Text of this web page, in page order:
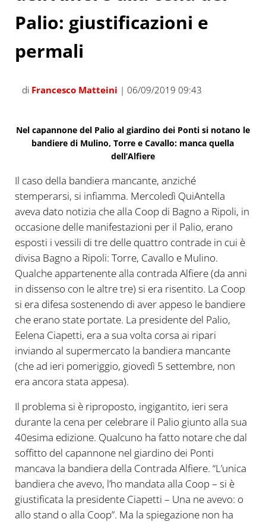
Palio: giustificazioni e
permali
di Francesco Matteini | 06/09/2019 09:43
Nel capannone del Palio al giardino dei Ponti si notano le
bandiere di Mulino, Torre e Cavallo: manca quella
dell’Alfiere
Il caso della bandiera mancante, anziché
stemperarsi, si infiamma. Mercoledì QuiAntella
aveva dato notizia che alla Coop di Bagno a Ripoli, in
occasione delle manifestazioni per il Palio, erano
esposti i vessili di tre delle quattro contrade in cui è
divisa Bagno a Ripoli: Torre, Cavallo e Mulino.
Qualche appartenente alla contrada Alfiere (da anni
in dissenso con le altre tre) si era risentito. La Coop
si era difesa sostenendo di aver appeso le bandiere
che erano state portate. La presidente del Palio,
Eelena Ciapetti, era a sua volta corsa ai ripari
inviando al supermercato la bandiera mancante
(che ad ieri pomeriggio, giovedì 5 settembre, non
era ancora stata appesa).
Il problema si è riproposto, ingigantito, ieri sera
durante la cena per celebrare il Palio giunto alla sua
40esima edizione. Qualcuno ha fatto notare che dal
soffitto del capannone nel giardino dei Ponti
mancava la bandiera della Contrada Alfiere. “L’unica
bandiera che avevo, l’ho mandata alla Coop – si è
giustificata la presidente Ciapetti – Una ne avevo: o
allo stand o alla Coop”. Ma la spiegazione non ha